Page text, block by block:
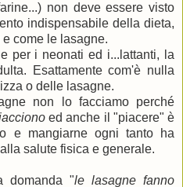
non deve essere visto
indispensabile della dieta,
come le lasagne.
per i neonati ed i...lattanti, la
Esattamente com'è nulla
o delle lasagne.
non lo facciamo perché
ed anche il "piacere" è
e mangiarne ogni tanto ha
salute fisica e generale.
domanda "le lasagne fanno